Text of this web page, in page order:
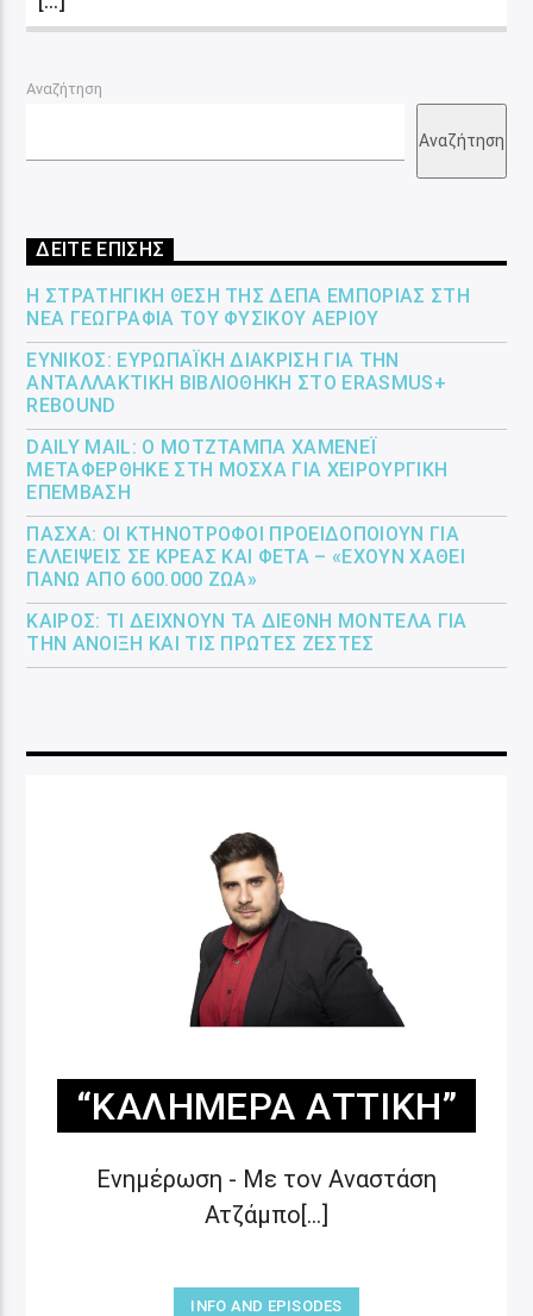
Αναζήτηση
Αναζήτηση
ΔΕΙΤΕ ΕΠΙΣΗΣ
Η ΣΤΡΑΤΗΓΙΚΉ ΘΈΣΗ ΤΗΣ ΔΕΠΑ ΕΜΠΟΡΊΑΣ ΣΤΗ
ΝΈΑ ΓΕΩΓΡΑΦΊΑ ΤΟΥ ΦΥΣΙΚΟΎ ΑΕΡΊΟΥ
ΕΎΝΙΚΟΣ: ΕΥΡΩΠΑΪΚΉ ΔΙΆΚΡΙΣΗ ΓΙΑ ΤΗΝ
ΑΝΤΑΛΛΑΚΤΙΚΉ ΒΙΒΛΙΟΘΉΚΗ ΣΤΟ ERASMUS+
REBOUND
DAILY MAIL: Ο ΜΟΤΖΤΆΜΠΑ ΧΑΜΕΝΕΪ́
ΜΕΤΑΦΈΡΘΗΚΕ ΣΤΗ ΜΌΣΧΑ ΓΙΑ ΧΕΙΡΟΥΡΓΙΚΉ
ΕΠΈΜΒΑΣΗ
ΠΆΣΧΑ: ΟΙ ΚΤΗΝΟΤΡΌΦΟΙ ΠΡΟΕΙΔΟΠΟΙΟΎΝ ΓΙΑ
ΕΛΛΕΊΨΕΙΣ ΣΕ ΚΡΈΑΣ ΚΑΙ ΦΈΤΑ – «ΈΧΟΥΝ ΧΑΘΕΊ
ΠΆΝΩ ΑΠΌ 600.000 ΖΏΑ»
ΚΑΙΡΌΣ: ΤΙ ΔΕΊΧΝΟΥΝ ΤΑ ΔΙΕΘΝΉ ΜΟΝΤΈΛΑ ΓΙΑ
ΤΗΝ ΆΝΟΙΞΗ ΚΑΙ ΤΙΣ ΠΡΏΤΕΣ ΖΈΣΤΕΣ
“ΚΑΛΗΜΈΡΑ ΑΤΤΙΚΉ”
Ενημέρωση - Με τον Αναστάση
Ατζάμπο[...]
INFO AND EPISODES